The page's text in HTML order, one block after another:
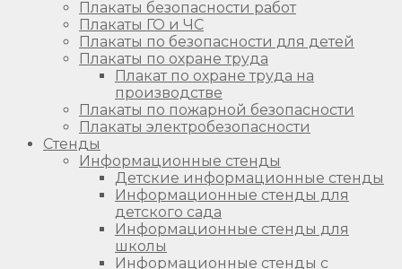
Плакаты безопасности работ
Плакаты ГО и ЧС
Плакаты по безопасности для детей
Плакаты по охране труда
Плакат по охране труда на
производстве
Плакаты по пожарной безопасности
Плакаты электробезопасности
Стенды
Информационные стенды
Детские информационные стенды
Информационные стенды для
детского сада
Информационные стенды для
школы
Информационные стенды с